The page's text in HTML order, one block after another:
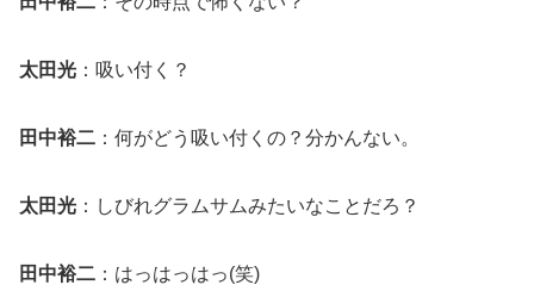
太田光 ：吸い付く？
田中裕二 ：何がどう吸い付くの？分かんない。
太田光 ：しびれグラムサムみたいなことだろ？
田中裕二 ：はっはっはっ(笑)